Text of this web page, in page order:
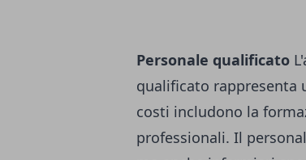
Personale qualificato
qualificato rappresenta
costi includono la
professionali. Il